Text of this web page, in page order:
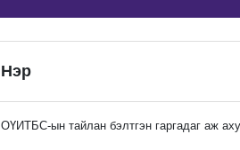
Нэр
ОҮИТБС-ын тайлан бэлтгэн гаргадаг аж